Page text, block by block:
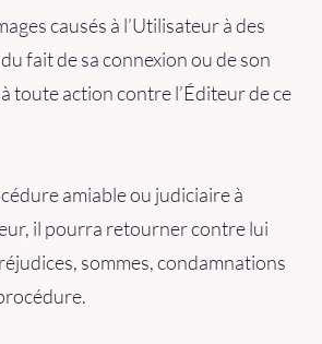
causés à l’Utilisateur à des
fait de sa connexion ou de son
toute action contre l’Éditeur de ce
amiable ou judiciaire à
il pourra retourner contre lui
sommes, condamnations